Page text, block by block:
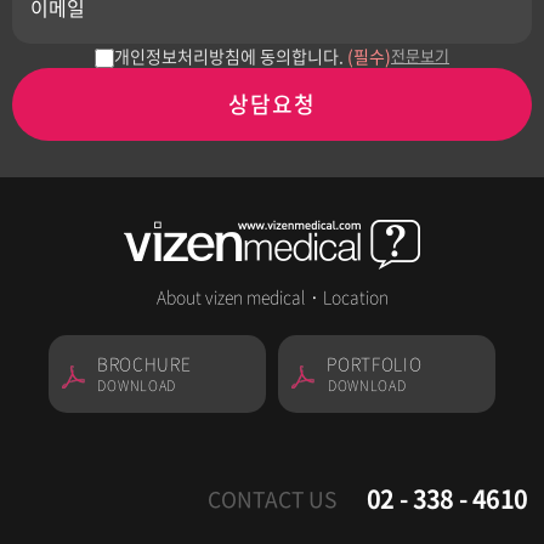
개인정보처리방침에 동의합니다. (필수)전문보기
상담요청
About vizen medical · Location
BROCHURE
DOWNLOAD
PORTFOLIO
DOWNLOAD
CONTACT US 02 - 338 - 4610